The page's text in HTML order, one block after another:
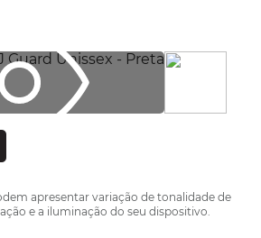
apresentar variação de tonalidade de
e a iluminação do seu dispositivo.